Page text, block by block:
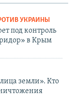
УКРАИНЫ
под контроль
в Крым
земли». Кто